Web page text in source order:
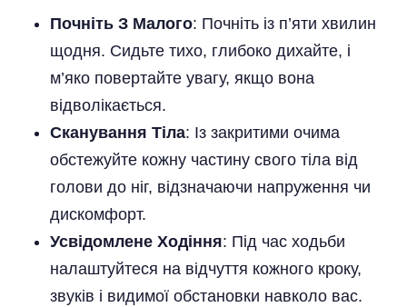
Почніть З Малого: Почніть із п’яти хвилин
щодня. Сидьте тихо, глибоко дихайте, і
м’яко повертайте увагу, якщо вона
відволікається.
Сканування Тіла: Із закритими очима
обстежуйте кожну частину свого тіла від
голови до ніг, відзначаючи напруження чи
дискомфорт.
Усвідомлене Ходіння: Під час ходьби
налаштуйтеся на відчуття кожного кроку,
звуків і видимої обстановки навколо вас.